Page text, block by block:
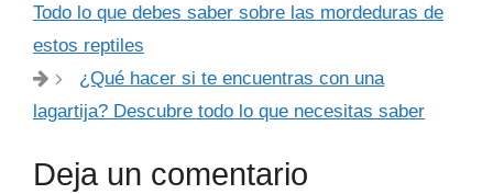
Todo lo que debes saber sobre las mordeduras de
estos reptiles
¿Qué hacer si te encuentras con una
lagartija? Descubre todo lo que necesitas saber
Deja un comentario